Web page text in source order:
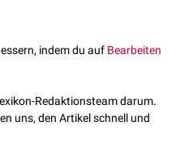
. Es bilden sich
umschließen und
injiziert der Erreger nicht aktiv
sind auch tote Bakterien in
zu gelangen.
indem du auf Bearbeiten
Redaktionsteam darum.
uns, den Artikel schnell und